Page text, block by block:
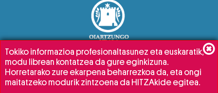
Tokiko informazioa profesionaltasunez eta euskaratik,
modu librean kontatzea da gure eginkizuna.
Horretarako zure ekarpena beharrezkoa da, eta ongi
maitatzeko modurik zintzoena da HITZAkide egitea.